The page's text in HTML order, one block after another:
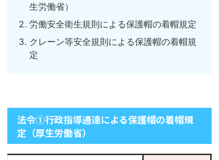
生労働省）
労働安全衛生規則による保護帽の着帽規定
クレーン等安全規則による保護帽の着帽規
定
法令①行政指導通達による保護帽の着帽規
定（厚生労働省）